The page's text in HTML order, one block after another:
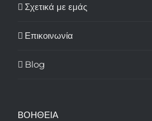
Σχετικά με εμάς
Επικοινωνία
Blog
ΒΟΗΘΕΙΑ